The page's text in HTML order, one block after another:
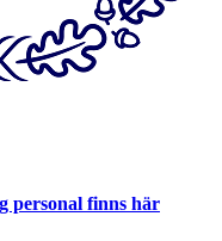
personal finns här